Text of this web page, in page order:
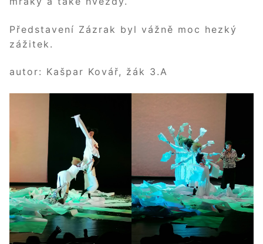
Představení Zázrak byl vážně moc hezký
zážitek.
autor: Kašpar Kovář, žák 3.A